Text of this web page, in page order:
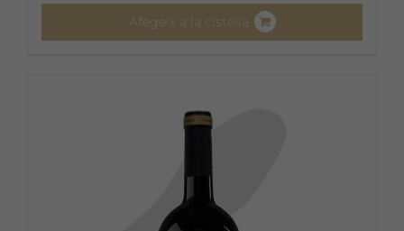
Afegeix a la cistella